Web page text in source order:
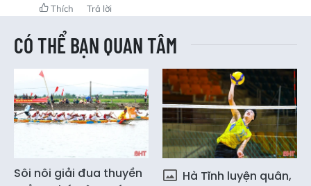
Thích Trả lời
CÓ THỂ BẠN QUAN TÂM
Sôi nôi giải đua thuyền
Hà Tĩnh luyện quân,